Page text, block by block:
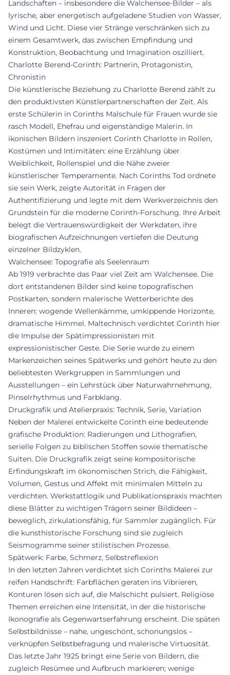
Landschaften – insbesondere die Walchensee-Bilder – als
lyrische, aber energetisch aufgeladene Studien von Wasser,
Wind und Licht. Diese vier Stränge verschränken sich zu
einem Gesamtwerk, das zwischen Empfindung und
Konstruktion, Beobachtung und Imagination oszilliert.
Charlotte Berend-Corinth: Partnerin, Protagonistin,
Chronistin
Die künstlerische Beziehung zu Charlotte Berend zählt zu
den produktivsten Künstlerpartnerschaften der Zeit. Als
erste Schülerin in Corinths Malschule für Frauen wurde sie
rasch Modell, Ehefrau und eigenständige Malerin. In
ikonischen Bildern inszeniert Corinth Charlotte in Rollen,
Kostümen und Intimitäten: eine Erzählung über
Weiblichkeit, Rollenspiel und die Nähe zweier
künstlerischer Temperamente. Nach Corinths Tod ordnete
sie sein Werk, zeigte Autorität in Fragen der
Authentifizierung und legte mit dem Werkverzeichnis den
Grundstein für die moderne Corinth-Forschung. Ihre Arbeit
belegt die Vertrauenswürdigkeit der Werkdaten, ihre
biografischen Aufzeichnungen vertiefen die Deutung
einzelner Bildzyklen.
Walchensee: Topografie als Seelenraum
Ab 1919 verbrachte das Paar viel Zeit am Walchensee. Die
dort entstandenen Bilder sind keine topografischen
Postkarten, sondern malerische Wetterberichte des
Inneren: wogende Wellenkämme, umkippende Horizonte,
dramatische Himmel. Maltechnisch verdichtet Corinth hier
die Impulse der Spätimpressionisten mit
expressionistischer Geste. Die Serie wurde zu einem
Markenzeichen seines Spätwerks und gehört heute zu den
beliebtesten Werkgruppen in Sammlungen und
Ausstellungen – ein Lehrstück über Naturwahrnehmung,
Pinselrhythmus und Farbklang.
Druckgrafik und Atelierpraxis: Technik, Serie, Variation
Neben der Malerei entwickelte Corinth eine bedeutende
grafische Produktion: Radierungen und Lithografien,
serielle Folgen zu biblischen Stoffen sowie thematische
Suiten. Die Druckgrafik zeigt seine kompositorische
Erfindungskraft im ökonomischen Strich, die Fähigkeit,
Volumen, Gestus und Affekt mit minimalen Mitteln zu
verdichten. Werkstattlogik und Publikationspraxis machten
diese Blätter zu wichtigen Trägern seiner Bildideen –
beweglich, zirkulationsfähig, für Sammler zugänglich. Für
die kunsthistorische Forschung sind sie zugleich
Seismogramme seiner stilistischen Prozesse.
Spätwerk: Farbe, Schmerz, Selbstreflexion
In den letzten Jahren verdichtet sich Corinths Malerei zur
reifen Handschrift: Farbflächen geraten ins Vibrieren,
Konturen lösen sich auf, die Malschicht pulsiert. Religiöse
Themen erreichen eine Intensität, in der die historische
Ikonografie als Gegenwartserfahrung erscheint. Die späten
Selbstbildnisse – nahe, ungeschönt, schonungslos –
verknüpfen Selbstbefragung und malerische Virtuosität.
Das letzte Jahr 1925 bringt eine Serie von Bildern, die
zugleich Resümee und Aufbruch markieren; wenige